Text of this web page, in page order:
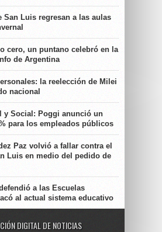
San Luis regresan a las aulas
cero, un puntano celebró en la
de Argentina
la reelección de Milei
nacional
y Social: Poggi anunció un
para los empleados públicos
Paz volvió a fallar contra el
Luis en medio del pedido de
a las Escuelas
al actual sistema educativo
DIGITAL DE NOTICIAS